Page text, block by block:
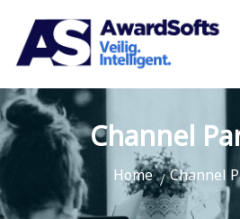
Channel
Home Channel